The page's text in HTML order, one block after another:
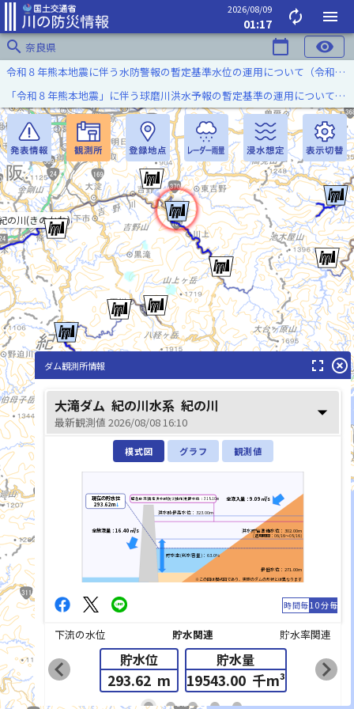
2026/08/09
01:17 autorenew
menu
search 奈良県 calendar_today visibility
熊野川(くまのがわ)
の川(きのかわ)
令和８年熊本地震に伴う水防警報の暫定基準水位の運用について（令和８年８月７日）
「令和８年熊本地震」に伴う球磨川洪水予報の暫定基準の運用について（令和８年８月５日）
list_alt
ダム観測所情報 fullscreen highlight_off
大滝ダム 紀の川水系 紀の川
最新観測値 2026/08/08 16:10 arrow_drop_down
模式図 グラフ 観測値
※この図は模式図であり、実際のダムの形状とは異なります
洪水時最高水位：323.00m
緊急放流(異常洪水時防災操作)判断水位：318.10m
洪水貯留準備水位：302.00m
(適用期間：06/16～08/16)
最低水位：271.00m
貯水率(利水容量)：63.0%
現在の貯水位
293.62m↓
全流入量：9.09㎥/s
全放流量：16.40㎥/s
時間毎10分毎
下流の水位 貯水関連 貯水率関連
貯水位
293.62 m
貯水量
19543.00 千m³
chevron_left chevron_right